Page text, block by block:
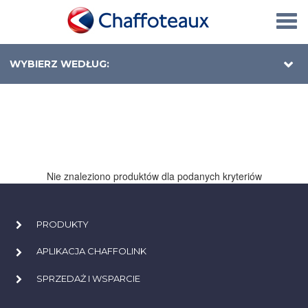
WYBIERZ WEDŁUG:
Nie znaleziono produktów dla podanych kryteriów
PRODUKTY
APLIKACJA CHAFFOLINK
SPRZEDAŻ I WSPARCIE